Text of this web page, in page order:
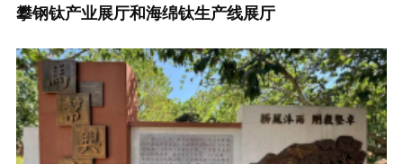
攀钢钛产业展厅和海绵钛生产线展厅